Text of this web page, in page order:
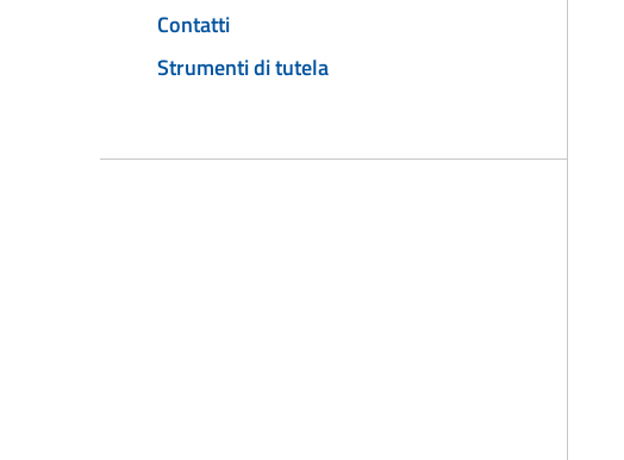
Contatti
Strumenti di tutela